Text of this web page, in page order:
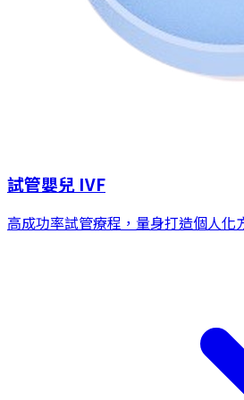
試管嬰兒 IVF
高成功率試管療程，量身打造個人化